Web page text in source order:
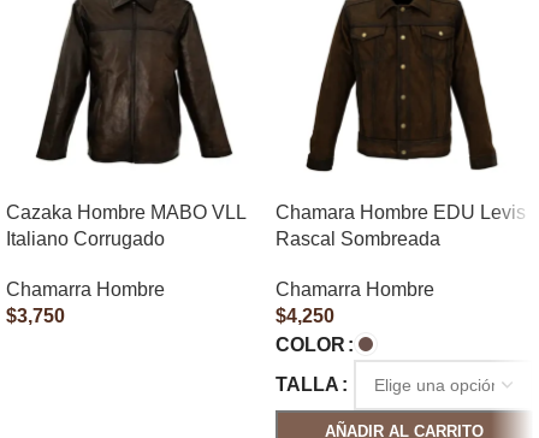
Cazaka Hombre MABO VLL
Italiano Corrugado
Chamarra Hombre
$3,750
Chamara Hombre EDU Levis
Rascal Sombreada
Chamarra Hombre
$4,250
COLOR
TALLA
AÑADIR AL CARRITO